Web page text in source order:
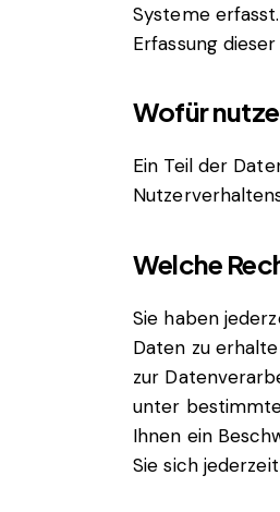
Systeme
Erfassung
Wofür
Ein Teil der
Welche
Sie haben
Daten zu
zur
unter
Ihnen ein
Sie sich